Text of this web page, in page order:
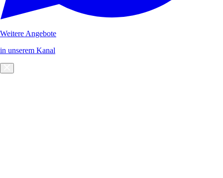
Weitere Angebote
in unserem Kanal